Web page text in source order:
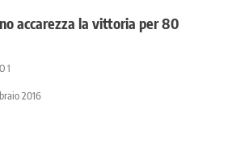
accarezza la vittoria per 80
1
2016